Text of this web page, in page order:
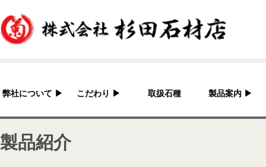
弊社について ▶
杉田石材店とは？
会社概要
こだわり ▶
加工へのこだわり
取扱石種 製品案内 ▶
灯篭
製品紹介